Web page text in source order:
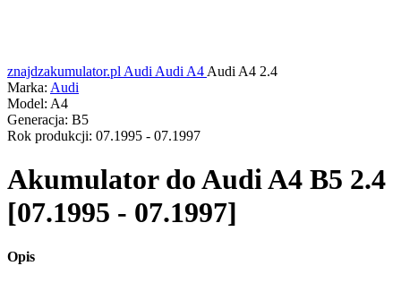
znajdzakumulator.pl Audi Audi A4 Audi A4 2.4
Marka: Audi
Model: A4
Generacja: B5
Rok produkcji: 07.1995 - 07.1997
Akumulator doAudi A4 B5 2.4
[07.1995 - 07.1997]
Opis